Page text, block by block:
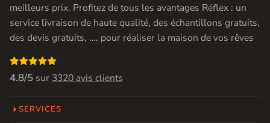
meilleurs prix. Profitez de tous les avantages Réflex : un
service livraison de haute qualité, des échantillons gratuits,
des devis gratuits, …. pour réaliser la maison de vos rêves

4.8/5 sur 3320 avis clients
SERVICES